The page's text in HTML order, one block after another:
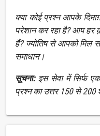
क्या कोई प्रश्न आपके
परेशान कर रहा है? आप हर
हैं? ज्योतिष से आपको मिल
समाधान।
सूचना:इस सेवा में सिर्फ
प्रश्न का उत्तर 150 से 200